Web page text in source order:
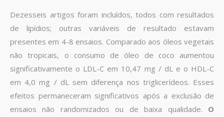
Dezesseis artigos foram incluídos, todos com resultados
de lipídios; outras variáveis ​​de resultado estavam
presentes em 4-8 ensaios. Comparado aos óleos vegetais
não tropicais, o consumo de óleo de coco aumentou
significativamente o LDL-C em 10,47 mg / dL e o HDL-C
em 4,0 mg / dL sem diferença nos triglicerídeos. Esses
efeitos permaneceram significativos após a exclusão de
ensaios não randomizados ou de baixa qualidade. O